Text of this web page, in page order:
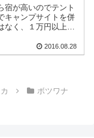
宿が高いのでテント
キャンプサイトを併
く、１万円以上す
れる。また、ザンビ
ャンプサイト併設の
2016.08.28
ボツワナ